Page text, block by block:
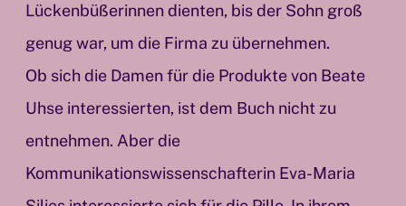
Lückenbüßerinnen dienten, bis der Sohn groß
genug war, um die Firma zu übernehmen.
Ob sich die Damen für die Produkte von Beate
Uhse interessierten, ist dem Buch nicht zu
entnehmen. Aber die
Kommunikationswissenschafterin Eva-Maria